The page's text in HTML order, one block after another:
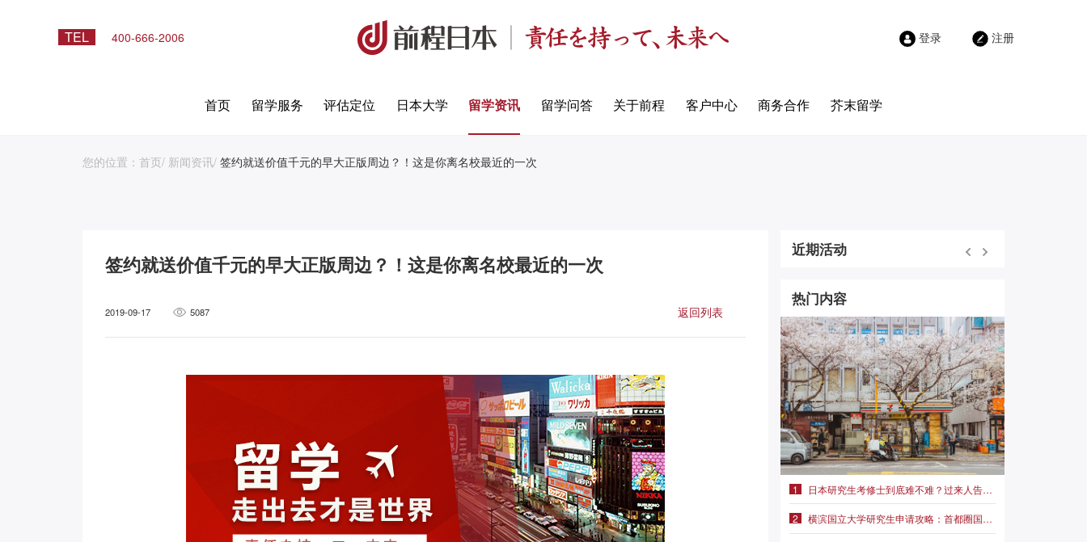
TEL 400-666-2006 登录 注册
首页 留学服务 评估定位 日本大学 留学资讯 留学问答 关于前程 客户中心 商务合作 芥末留学
您的位置： 首页/ 新闻资讯/ 签约就送价值千元的早大正版周边？！这是你离名校最近的一次
签约就送价值千元的早大正版周边？！这是你离名校最近的一次
2019-09-17 5087 返回列表
近期活动
热门内容
1 日本研究生考修士到底难不难？过来人告诉你真实难度|前程日本留学
2 横滨国立大学研究生申请攻略：首都圈国立名校，学费仅2.3万/年